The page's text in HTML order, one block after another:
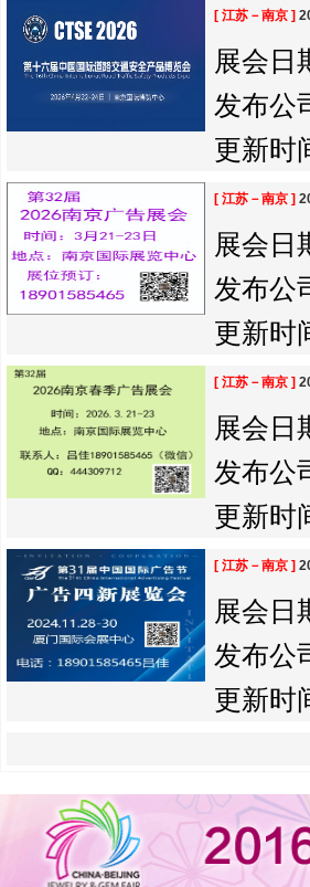
[ 江苏－南京 ]
展会日
发布公
更新时
[ 江苏－南京 ]
展会日
发布公
更新时
[ 江苏－南京 ]
展会日
发布公
更新时
[ 江苏－南京 ]
展会日
发布公
更新时